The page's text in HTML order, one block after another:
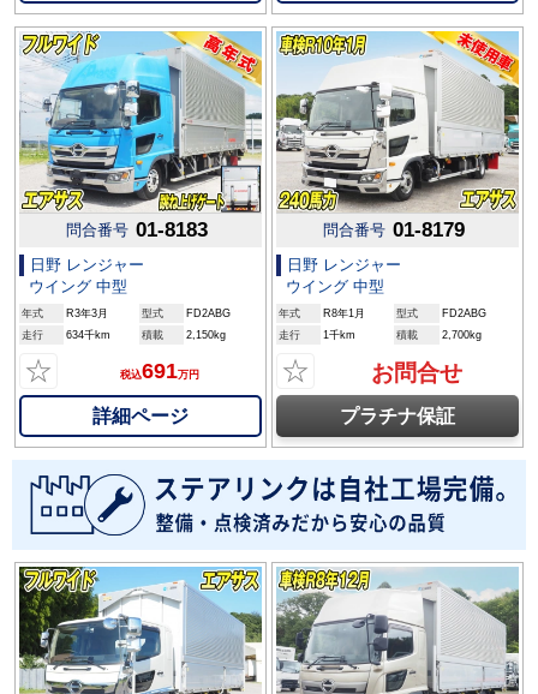
問合番号 01-8183
日野 レンジャー
ウイング 中型
年式 R3年3月 型式
FD2ABG
走行
634千km 積載 2,150kg
☆ 税込691万円
詳細ページ
問合番号 01-8179
日野 レンジャー
ウイング 中型
年式 R8年1月 型式
FD2ABG
走行
1千km 積載 2,700kg
☆ お問合せ
プラチナ保証